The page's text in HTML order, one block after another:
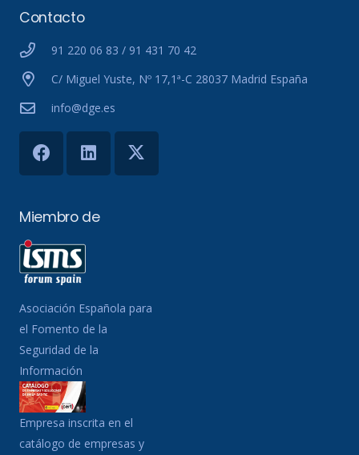
Contacto
91 220 06 83 / 91 431 70 42
C/ Miguel Yuste, Nº 17,1ª-C 28037 Madrid España
info@dge.es
Miembro de
Asociación Española para
el Fomento de la
Seguridad de la
Información
Empresa inscrita en el
catálogo de empresas y